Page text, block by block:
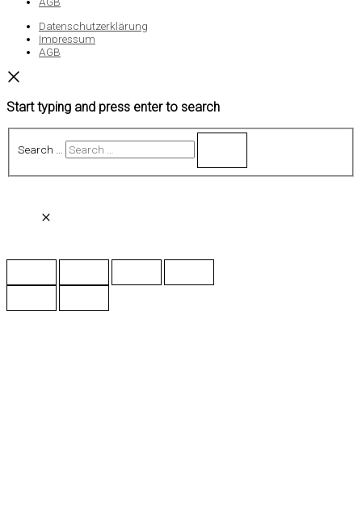
Datenschutzerklärung
Impressum
AGB
Start typing and press enter to search
Search …